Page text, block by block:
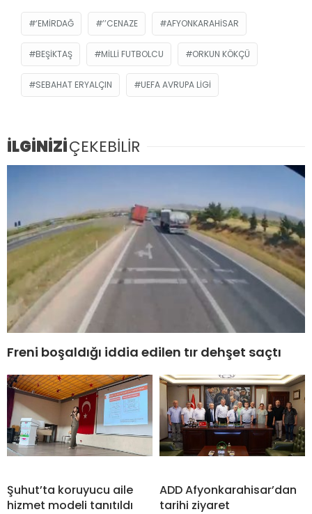
‘EMIRDAĞ ’’CENAZE AFYONKARAHISAR
BEŞIKTAŞ MILLI FUTBOLCU ORKUN KÖKÇÜ
SEBAHAT ERYALÇIN UEFA AVRUPA LIGI
İLGİNİZİÇEKEBİLİR
Freni boşaldığı iddia edilen tır dehşet saçtı
Şuhut’ta koruyucu aile
hizmet modeli tanıtıldı
ADD Afyonkarahisar’dan
tarihi ziyaret